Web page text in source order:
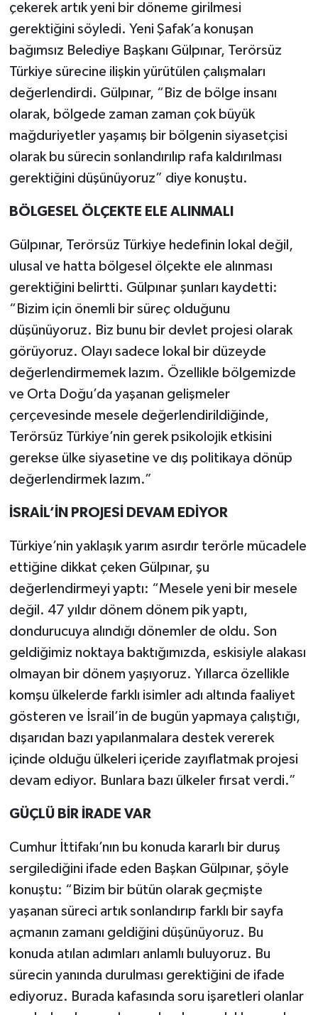
çekerek artık yeni bir döneme girilmesi
gerektiğini söyledi. Yeni Şafak’a konuşan
bağımsız Belediye Başkanı Gülpınar, Terörsüz
Türkiye sürecine ilişkin yürütülen çalışmaları
değerlendirdi. Gülpınar, “Biz de bölge insanı
olarak, bölgede zaman zaman çok büyük
mağduriyetler yaşamış bir bölgenin siyasetçisi
olarak bu sürecin sonlandırılıp rafa kaldırılması
gerektiğini düşünüyoruz” diye konuştu.
BÖLGESEL ÖLÇEKTE ELE ALINMALI
Gülpınar, Terörsüz Türkiye hedefinin lokal değil,
ulusal ve hatta bölgesel ölçekte ele alınması
gerektiğini belirtti. Gülpınar şunları kaydetti:
“Bizim için önemli bir süreç olduğunu
düşünüyoruz. Biz bunu bir devlet projesi olarak
görüyoruz. Olayı sadece lokal bir düzeyde
değerlendirmemek lazım. Özellikle bölgemizde
ve Orta Doğu’da yaşanan gelişmeler
çerçevesinde mesele değerlendirildiğinde,
Terörsüz Türkiye’nin gerek psikolojik etkisini
gerekse ülke siyasetine ve dış politikaya dönüp
değerlendirmek lazım.”
İSRAİL’İN PROJESİ DEVAM EDİYOR
Türkiye’nin yaklaşık yarım asırdır terörle mücadele
ettiğine dikkat çeken Gülpınar, şu
değerlendirmeyi yaptı: “Mesele yeni bir mesele
değil. 47 yıldır dönem dönem pik yaptı,
dondurucuya alındığı dönemler de oldu. Son
geldiğimiz noktaya baktığımızda, eskisiyle alakası
olmayan bir dönem yaşıyoruz. Yıllarca özellikle
komşu ülkelerde farklı isimler adı altında faaliyet
gösteren ve İsrail’in de bugün yapmaya çalıştığı,
dışarıdan bazı yapılanmalara destek vererek
içinde olduğu ülkeleri içeride zayıflatmak projesi
devam ediyor. Bunlara bazı ülkeler fırsat verdi.”
GÜÇLÜ BİR İRADE VAR
Cumhur İttifakı’nın bu konuda kararlı bir duruş
sergilediğini ifade eden Başkan Gülpınar, şöyle
konuştu: “Bizim bir bütün olarak geçmişte
yaşanan süreci artık sonlandırıp farklı bir sayfa
açmanın zamanı geldiğini düşünüyoruz. Bu
konuda atılan adımları anlamlı buluyoruz. Bu
sürecin yanında durulması gerektiğini de ifade
ediyoruz. Burada kafasında soru işaretleri olanlar